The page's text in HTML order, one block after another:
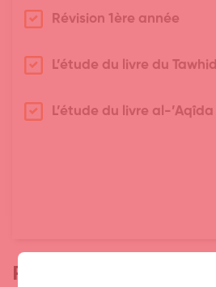
Révision 1ère année
L’étude du livre du Tawhid
L’étude du livre al-
Partager